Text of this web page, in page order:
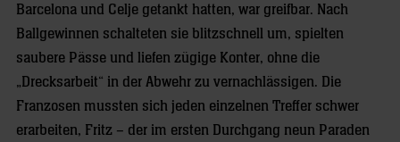
Barcelona und Celje getankt hatten, war greifbar. Nach
Ballgewinnen schalteten sie blitzschnell um, spielten
saubere Pässe und liefen zügige Konter, ohne die
„Drecksarbeit“ in der Abwehr zu vernachlässigen. Die
Franzosen mussten sich jeden einzelnen Treffer schwer
erarbeiten, Fritz – der im ersten Durchgang neun Paraden